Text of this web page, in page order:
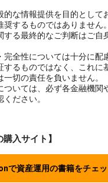
的な情報提供を目的として
するものではありません。
する最終的なご判断はご自
完全性については十分に配
するものではなく、これに
切の責任を負いません。
ついては、必ず各金融機関
ださい。
入サイト】
で資産運用の書籍をチェッ